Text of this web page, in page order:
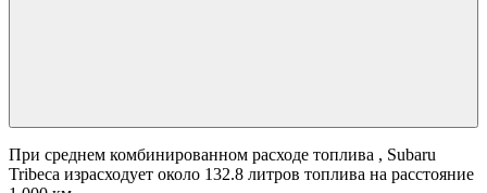
При среднем комбинированном расходе топлива , Subaru
Tribeca израсходует около 132.8 литров топлива на расстояние